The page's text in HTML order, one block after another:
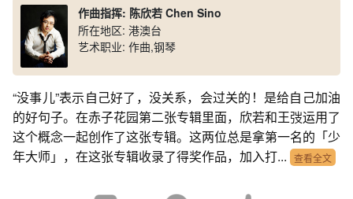
作曲指挥: 陈欣若 Chen Sino
所在地区: 港澳台
艺术职业: 作曲,钢琴
“没事儿”表示自己好了，没关系，会过关的！是给自己加油
的好句子。在赤子花园第二张专辑里面，欣若和王弢运用了
这个概念一起创作了这张专辑。这两位总是拿第一名的「少
年大师」，在这张专辑收录了得奖作品，加入打... 查看全文